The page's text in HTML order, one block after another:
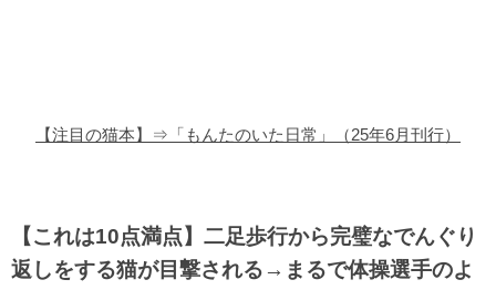
【注目の猫本】⇒「もんたのいた日常」（25年6月刊行）
【これは10点満点】二足歩行から完璧なでんぐり
返しをする猫が目撃される→まるで体操選手のよ
猫のゲーム・アプリ